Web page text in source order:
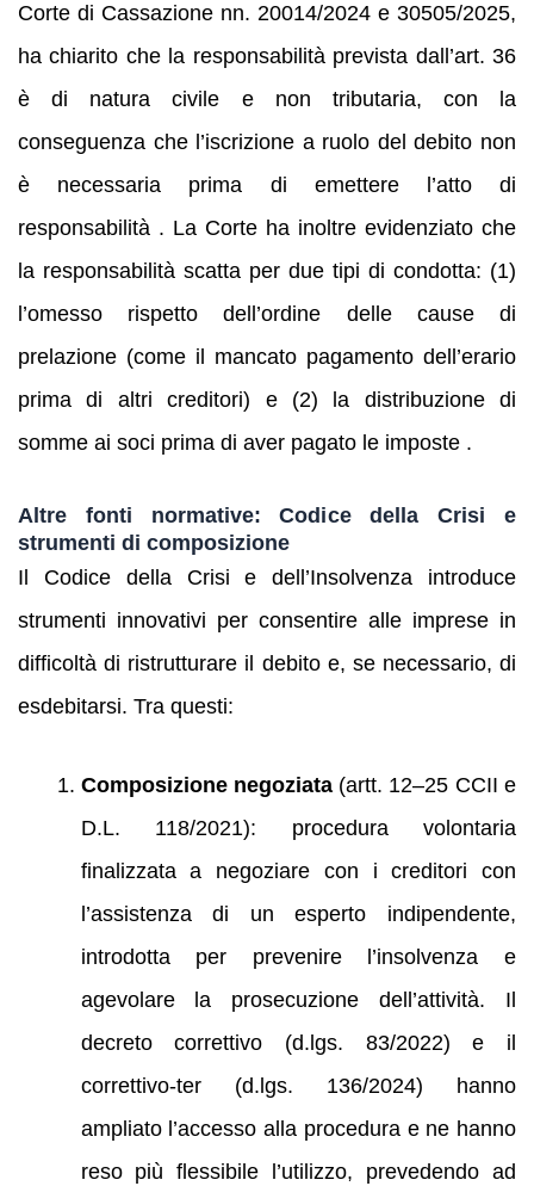
Corte di Cassazione nn. 20014/2024 e 30505/2025,
ha chiarito che la responsabilità prevista dall’art. 36
è di natura civile e non tributaria, con la
conseguenza che l’iscrizione a ruolo del debito non
è necessaria prima di emettere l’atto di
responsabilità . La Corte ha inoltre evidenziato che
la responsabilità scatta per due tipi di condotta: (1)
l’omesso rispetto dell’ordine delle cause di
prelazione (come il mancato pagamento dell’erario
prima di altri creditori) e (2) la distribuzione di
somme ai soci prima di aver pagato le imposte .
Altre fonti normative: Codice della Crisi e
strumenti di composizione
Il Codice della Crisi e dell’Insolvenza introduce
strumenti innovativi per consentire alle imprese in
difficoltà di ristrutturare il debito e, se necessario, di
esdebitarsi. Tra questi:
Composizione negoziata(artt. 12–25 CCII e
D.L. 118/2021): procedura volontaria
finalizzata a negoziare con i creditori con
l’assistenza di un esperto indipendente,
introdotta per prevenire l’insolvenza e
agevolare la prosecuzione dell’attività. Il
decreto correttivo (d.lgs. 83/2022) e il
correttivo-ter (d.lgs. 136/2024) hanno
ampliato l’accesso alla procedura e ne hanno
reso più flessibile l’utilizzo, prevedendo ad